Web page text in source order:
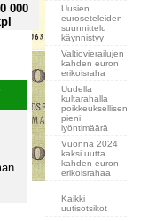
000
Uusien
euroseteleiden
suunnittelu
käynnistyy
Valtiovierailujen
kahden euron
erikoisraha
Uudella
kultarahalla
poikkeuksellisen
pieni
lyöntimäärä
Vuonna 2024
kaksi uutta
kahden euron
erikoisrahaa
Kaikki
uutisotsikot